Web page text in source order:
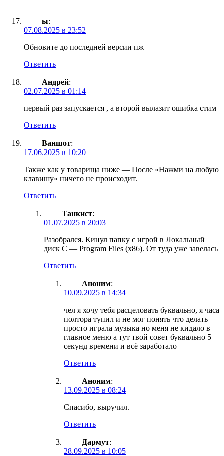
ы:
07.08.2025 в 23:52
Обновите до последней версии пж
Ответить
Андрей:
02.07.2025 в 01:14
первый раз запускается , а второй вылазит ошибка стим
Ответить
Ваншот:
17.06.2025 в 10:20
Также как у товарища ниже — После «Нажми на любую
клавишу» ничего не происходит.
Ответить
Танкист:
01.07.2025 в 20:03
Разобрался. Кинул папку с игрой в Локальный
диск С — Program Files (x86). От туда уже завелась
Ответить
Аноним:
10.09.2025 в 14:34
чел я хочу тебя расцеловать буквально, я часа
полтора тупил и не мог понять что делать
просто играла музыка но меня не кидало в
главное меню а тут твой совет буквально 5
секунд времени и всё заработало
Ответить
Аноним:
13.09.2025 в 08:24
Спасибо, выручил.
Ответить
Дармут:
28.09.2025 в 10:05